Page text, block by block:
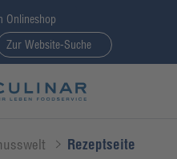
Onlineshop
Zur Website-Suche
Rezeptseite